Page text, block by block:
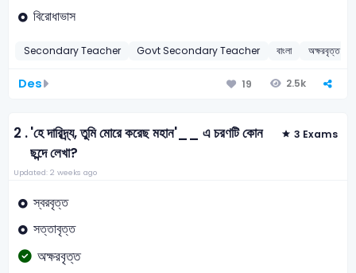
বিরোধাভাস
Secondary Teacher Govt Secondary Teacher বাংলা অক্ষরবৃত্ত ছন্দ
Des 19 2.5k
2 .'হে দারিদ্র্য, তুমি মোরে করেছ মহান'__ এ চরণটি কোন
ছন্দে লেখা?
3 Exams
Updated: 2 weeks ago
স্বরবৃত্ত
সত্তাবৃত্ত
অক্ষরবৃত্ত